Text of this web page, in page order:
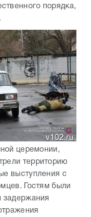
порядка,
церемонии,
территорию
выступления с
Гостям были
задержания